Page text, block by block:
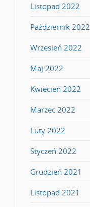
Listopad 2022
Październik 2022
Wrzesień 2022
Maj 2022
Kwiecień 2022
Marzec 2022
Luty 2022
Styczeń 2022
Grudzień 2021
Listopad 2021